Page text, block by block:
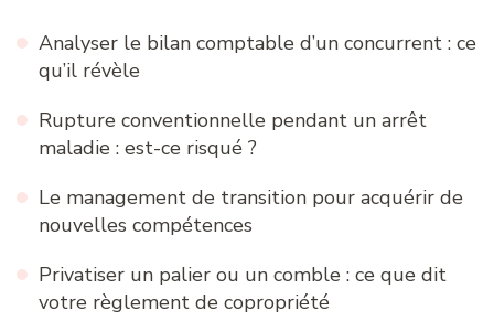
Analyser le bilan comptable d’un concurrent : ce
qu’il révèle
Rupture conventionnelle pendant un arrêt
maladie : est-ce risqué ?
Le management de transition pour acquérir de
nouvelles compétences
Privatiser un palier ou un comble : ce que dit
votre règlement de copropriété